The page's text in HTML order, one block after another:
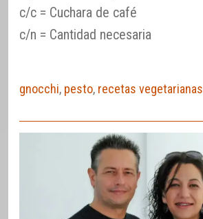
c/c = Cuchara de café
c/n = Cantidad necesaria
gnocchi, pesto, recetas vegetarianas